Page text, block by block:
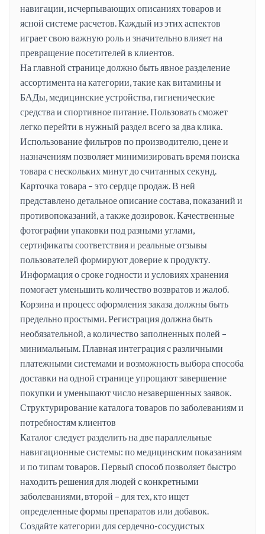
навигации, исчерпывающих описаниях товаров и
ясной системе расчетов. Каждый из этих аспектов
играет свою важную роль и значительно влияет на
превращение посетителей в клиентов.
На главной странице должно быть явное разделение
ассортимента на категории, такие как витамины и
БАДы, медицинские устройства, гигиенические
средства и спортивное питание. Пользовать сможет
легко перейти в нужный раздел всего за два клика.
Использование фильтров по производителю, цене и
назначениям позволяет минимизировать время поиска
товара с нескольких минут до считанных секунд.
Карточка товара – это сердце продаж. В ней
представлено детальное описание состава, показаний и
противопоказаний, а также дозировок. Качественные
фотографии упаковки под разными углами,
сертификаты соответствия и реальные отзывы
пользователей формируют доверие к продукту.
Информация о сроке годности и условиях хранения
помогает уменьшить количество возвратов и жалоб.
Корзина и процесс оформления заказа должны быть
предельно простыми. Регистрация должна быть
необязательной, а количество заполненных полей –
минимальным. Плавная интеграция с различными
платежными системами и возможность выбора способа
доставки на одной странице упрощают завершение
покупки и уменьшают число незавершенных заявок.
Структурирование каталога товаров по заболеваниям и
потребностям клиентов
Каталог следует разделить на две параллельные
навигационные системы: по медицинским показаниям
и по типам товаров. Первый способ позволяет быстро
находить решения для людей с конкретными
заболеваниями, второй – для тех, кто ищет
определенные формы препаратов или добавок.
Создайте категории для сердечно-сосудистых